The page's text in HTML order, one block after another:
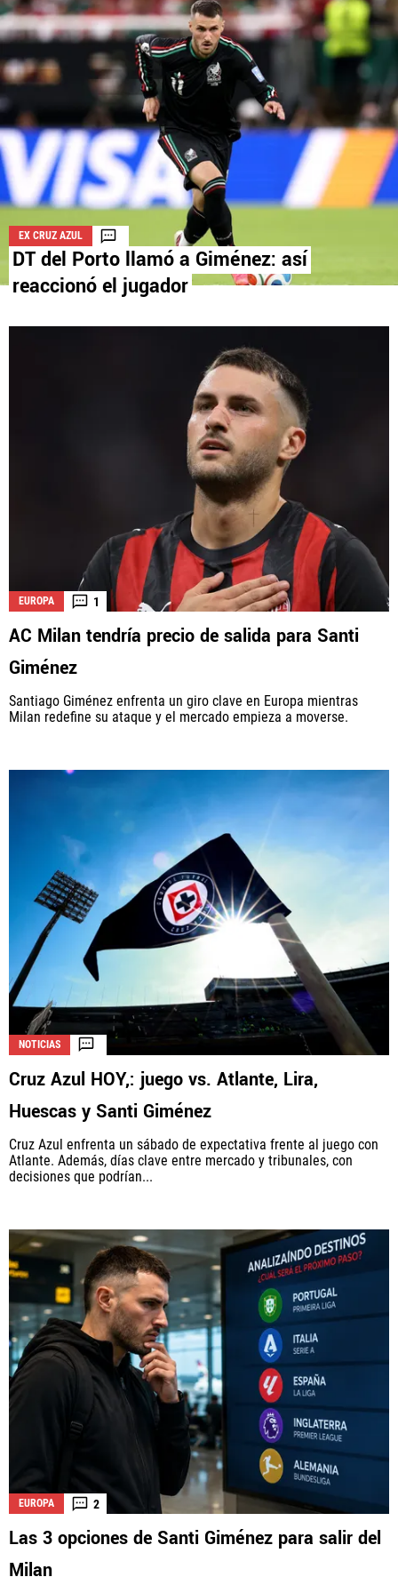
La aceptación de una de las ofertas presentadas en esta página
puede dar lugar a un pago a Vamos Azul
. Este pago puede influir en
cómo y dónde aparecen los operadores de juego en la página y en el
orden en que aparecen, pero no influye en nuestras evaluaciones.
EX CRUZ AZUL
DT del Porto llamó a Giménez: así
reaccionó el jugador
EUROPA 1
AC Milan tendría precio de salida para Santi
Giménez
Santiago Giménez enfrenta un giro clave en Europa mientras
Milan redefine su ataque y el mercado empieza a moverse.
NOTICIAS
Cruz Azul HOY,: juego vs. Atlante, Lira,
Huescas y Santi Giménez
Cruz Azul enfrenta un sábado de expectativa frente al juego con
Atlante. Además, días clave entre mercado y tribunales, con
decisiones que podrían...
EUROPA 2
Las 3 opciones de Santi Giménez para salir del
Milan